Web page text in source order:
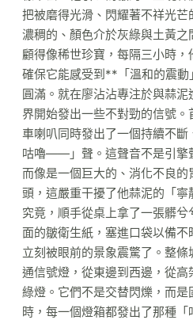
把被磨得光滑、閃耀著不祥光
濃稠的、顏色介於灰綠與土黃
顧得像稀世珍寶，每隔三小時，
確保它能感受到**「溫和的震
圓滿。就在廖沾沾專注於與蒜
界開始發出一些不對勁的信號
車喇叭同時發出了一個持續不
咕嚕——」聲。這聲音不是引擎
而像是一個巨大的、消化不良
頭，這嚴重干擾了他蒜泥的「
究竟，順手從桌上拿了一張髒
面的皺衛生紙，塞進口袋以備不
立刻被眼前的景象震驚了。整
通信號燈，從東邊到西邊，從
綠燈。它們不是交替閃爍，而
時，每一個燈箱都發出了那種